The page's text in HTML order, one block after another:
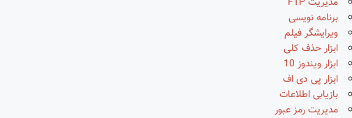
برنامه نویسی
ویرایشگر فیلم
ابزار حذف کلی
ابزار ویندوز 10
ابزار پی دی اف
بازیابی اطلاعات
مدیریت رمز عبور